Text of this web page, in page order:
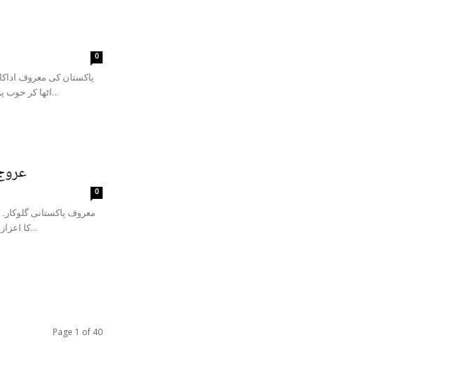
0
پاکستان کی معروف
اٹھا کر خوب پریکٹس کی۔ مہوش حیات نے سوشل میڈیا اکاؤنٹ پر دوحہ...
0
معروف پاکستانی
کا اعزاز حاصل کرلیا۔ گزشتہ سال عروج آفتاب نے اپنے مشہور گانے...
Page 1 of 40